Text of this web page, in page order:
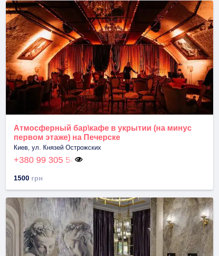
Атмосферный бар\кафе в укрытии (на минус
первом этаже) на Печерске
Киев, ул. Князей Острожских
+380 99 305 54
1500 грн